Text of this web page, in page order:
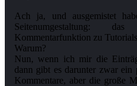
Ach ja, und ausgemistet
Seitenumgestaltung:
Kommentarfunktion zu
Warum?
Nun, wenn ich mir die
dann gibt es darunter zwar ein
Kommentare, aber die große